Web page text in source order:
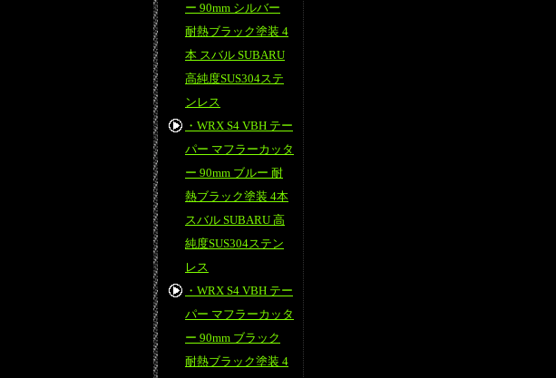
ー 90mm シルバー
耐熱ブラック塗装 4
本 スバル SUBARU
高純度SUS304ステ
ンレス
・WRX S4 VBH テー
パー マフラーカッタ
ー 90mm ブルー 耐
熱ブラック塗装 4本
スバル SUBARU 高
純度SUS304ステン
レス
・WRX S4 VBH テー
パー マフラーカッタ
ー 90mm ブラック
耐熱ブラック塗装 4